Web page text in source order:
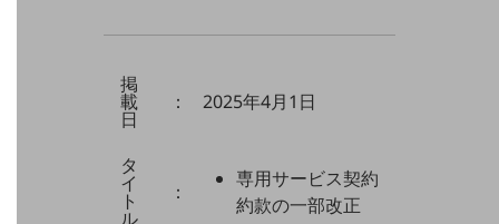
NTTドコモグループ
掲
載
日
： 2025年4月1日
タ
イ
ト
ル
：
専用サービス契約
約款の一部改正